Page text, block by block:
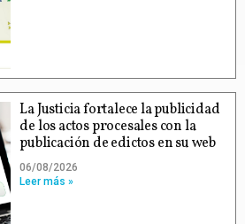
La Justicia fortalece la publicidad
de los actos procesales con la
publicación de edictos en su web
06/08/2026
Leer más »